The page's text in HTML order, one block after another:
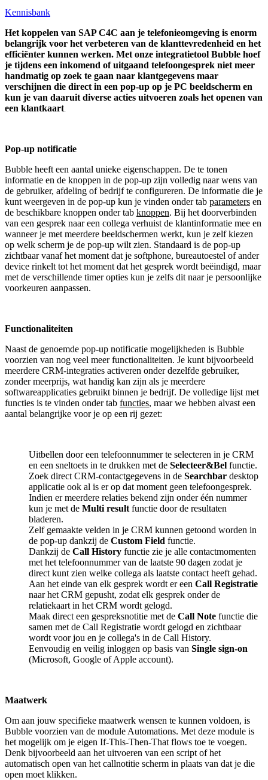
Kennisbank
Het koppelen van SAP C4C aan je telefonieomgeving is enorm
belangrijk voor het verbeteren van de klanttevredenheid en het
efficiënter kunnen werken. Met onze integratietool Bubble hoef
je tijdens een inkomend of uitgaand telefoongesprek niet meer
handmatig op zoek te gaan naar klantgegevens maar
verschijnen die direct in een pop-up op je PC beeldscherm en
kun je van daaruit diverse acties uitvoeren zoals het openen van
een klantkaart
Pop-up notificatie
Bubble heeft een aantal unieke eigenschappen. De te tonen
informatie en de knoppen in de pop-up zijn volledig naar wens van
de gebruiker, afdeling of bedrijf te configureren. De informatie die je
kunt weergeven in de pop-up kun je vinden onder tab parameters en
de beschikbare knoppen onder tab knoppen. Bij het doorverbinden
van een gesprek naar een collega verhuist de klantinformatie mee en
wanneer je met meerdere beeldschermen werkt, kun je zelf kiezen
op welk scherm je de pop-up wilt zien. Standaard is de pop-up
zichtbaar vanaf het moment dat je softphone, bureautoestel of ander
device rinkelt tot het moment dat het gesprek wordt beëindigd, maar
met de verschillende timer opties kun je zelfs dit naar je persoonlijke
voorkeuren aanpassen.
Functionaliteiten
Naast de genoemde pop-up notificatie mogelijkheden is Bubble
voorzien van nog veel meer functionaliteiten. Je kunt bijvoorbeeld
meerdere CRM-integraties activeren onder dezelfde gebruiker,
zonder meerprijs, wat handig kan zijn als je meerdere
softwareapplicaties gebruikt binnen je bedrijf. De volledige lijst met
functies is te vinden onder tab functies, maar we hebben alvast een
aantal belangrijke voor je op een rij gezet:
Uitbellen door een telefoonnummer te selecteren in je CRM
en een sneltoets in te drukken met de Selecteer&Bel functie.
Zoek direct CRM-contactgegevens in de Searchbar desktop
applicatie ook al is er op dat moment geen telefoongesprek.
Indien er meerdere relaties bekend zijn onder één nummer
kun je met de Multi result functie door de resultaten
bladeren.
Zelf gemaakte velden in je CRM kunnen getoond worden in
de pop-up dankzij de Custom Field functie.
Dankzij de Call History functie zie je alle contactmomenten
met het telefoonnummer van de laatste 90 dagen zodat je
direct kunt zien welke collega als laatste contact heeft gehad.
Aan het einde van elk gesprek wordt er een Call Registratie
naar het CRM gepusht, zodat elk gesprek onder de
relatiekaart in het CRM wordt gelogd.
Maak direct een gespreksnotitie met de Call Note functie die
samen met de Call Registratie wordt gelogd en zichtbaar
wordt voor jou en je collega's in de Call History.
Eenvoudig en veilig inloggen op basis van Single sign-on
(Microsoft, Google of Apple account).
Maatwerk
Om aan jouw specifieke maatwerk wensen te kunnen voldoen, is
Bubble voorzien van de module Automations. Met deze module is
het mogelijk om je eigen If-This-Then-That flows toe te voegen.
Denk bijvoorbeeld aan het uitvoeren van een script of het
automatisch open van het callnotitie scherm in plaats van dat je die
open moet klikken.